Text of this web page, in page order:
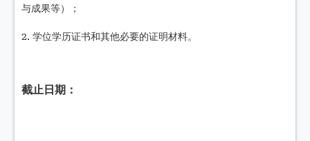
与成果等）；
2. 学位学历证书和其他必要的证明材料。
截止日期：